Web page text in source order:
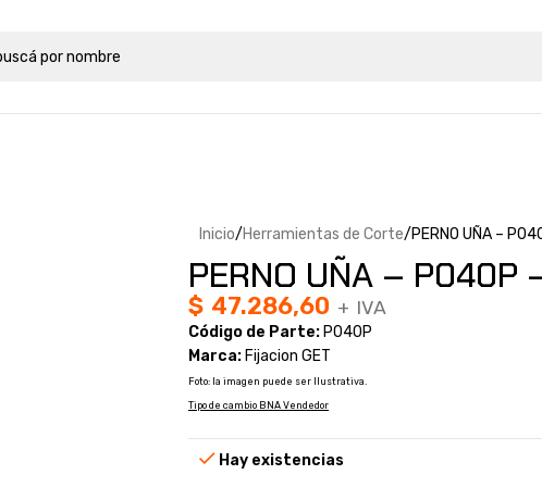
Inicio Herramientas de Corte PERNO UÑA –
PERNO UÑA – P040P
$ 47.286,60 + IVA
Código de Parte: P040P
Marca: Fijacion GET
Foto: la imagen puede ser Ilustrativa.
Tipo de cambio BNA Vendedor
Hay existencias